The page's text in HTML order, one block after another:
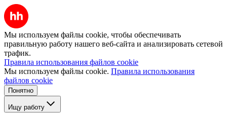
Мы используем файлы cookie, чтобы обеспечивать
правильную работу нашего веб-сайта и анализировать сетевой
трафик.
Правила использования файлов cookie
Мы используем файлы cookie. Правила использования
файлов cookie
Понятно
Ищу работу